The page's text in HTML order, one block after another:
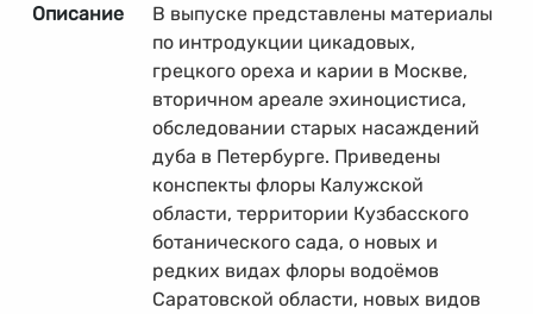
Описание
В выпуске представлены материалы
по интродукции цикадовых,
грецкого ореха и карии в Москве,
вторичном ареале эхиноцистиса,
обследовании старых насаждений
дуба в Петербурге. Приведены
конспекты флоры Калужской
области, территории Кузбасского
ботанического сада, о новых и
редких видах флоры водоёмов
Саратовской области, новых видов